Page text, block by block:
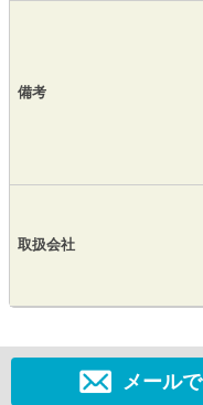
備考
取扱会社
メール